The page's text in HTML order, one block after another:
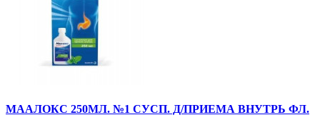
МААЛОКС 250МЛ. №1 СУСП. Д/ПРИЕМА ВНУТРЬ ФЛ.